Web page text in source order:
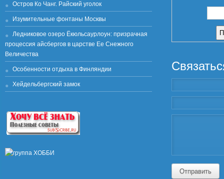
Остров Ко Чанг. Райский уголок
Изумительные фонтаны Москвы
Ледниковое озеро Ёкюльсаурлоун: призрачная
процессия айсбергов в царстве Ее Снежного
Величества
Особенности отдыха в Финляндии
Хейдельбергский замок
Отправить